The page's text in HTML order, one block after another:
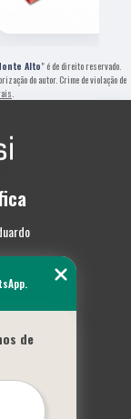
Alto" é de direito reservado.
do autor. Crime de violação de
de